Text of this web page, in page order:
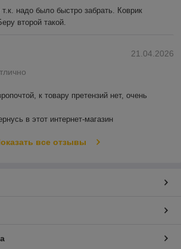
надо было быстро забрать. Коврик
второй такой.
21.04.2026
к товару претензий нет, очень
в этот интернет-магазин
все отзывы